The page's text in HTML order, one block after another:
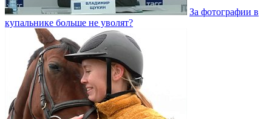
За фотографии в
купальнике больше не уволят?